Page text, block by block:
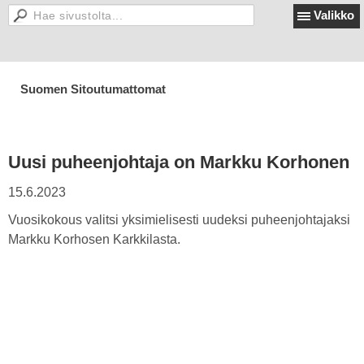
Valikko
Suomen Sitoutumattomat
Uusi puheenjohtaja on Markku Korhonen
15.6.2023
Vuosikokous valitsi yksimielisesti uudeksi puheenjohtajaksi
Markku Korhosen Karkkilasta.